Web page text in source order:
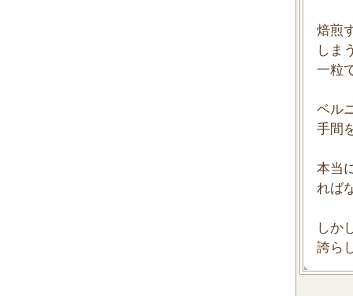
焙煎
しま
一粒
ベル
手間
本当
れば
しか
誇ら